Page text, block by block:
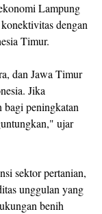
Lampung
dengan
Timur.
dan Jawa Timur
Jika
bagi peningkatan
ujar
sektor pertanian,
unggulan yang
benih